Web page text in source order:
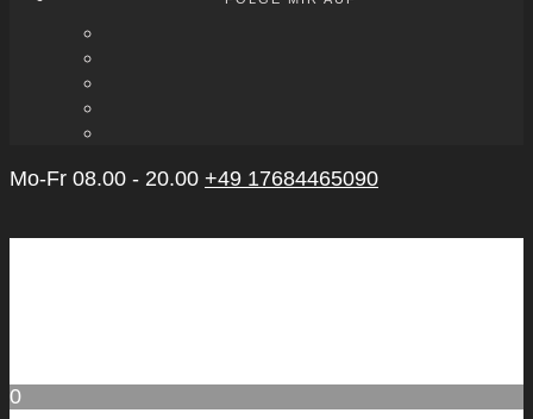
Mo-Fr 08.00 - 20.00 +49 17684465090
0